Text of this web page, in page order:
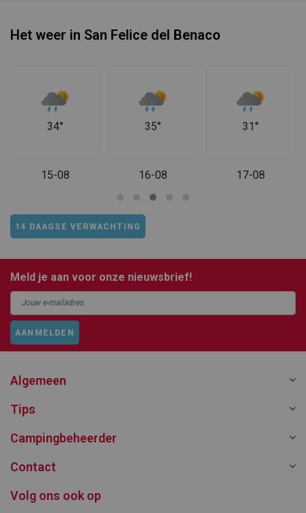
Het weer in San Felice del Benaco
34°
15-08
35°
16-08
31°
17-08
14 DAAGSE VERWACHTING
Meld je aan voor onze nieuwsbrief!
AANMELDEN
Algemeen
Tips
Campingbeheerder
Contact
Volg ons ook op